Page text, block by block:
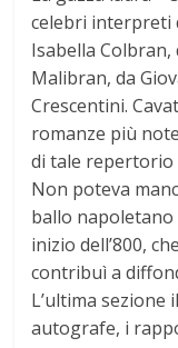
celebri interpreti
Isabella
Malibran, da
Crescentini.
romanze più
di tale repertorio
Non poteva
ballo napoletano
inizio dell’800,
contribuì a
L’ultima
autografe, i